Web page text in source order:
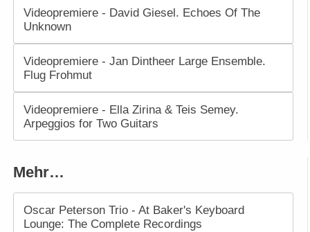
Videopremiere - David Giesel. Echoes Of The
Unknown
Videopremiere - Jan Dintheer Large Ensemble.
Flug Frohmut
Videopremiere - Ella Zirina & Teis Semey.
Arpeggios for Two Guitars
Mehr…
Oscar Peterson Trio - At Baker's Keyboard
Lounge: The Complete Recordings